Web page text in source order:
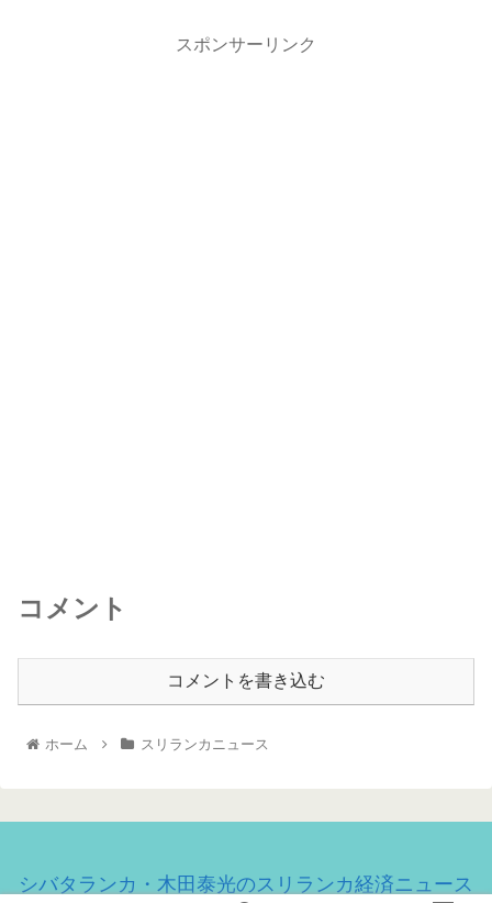
スポンサーリンク
コメント
コメントを書き込む
ホーム スリランカニュース
シバタランカ・木田泰光のスリランカ経済ニュース